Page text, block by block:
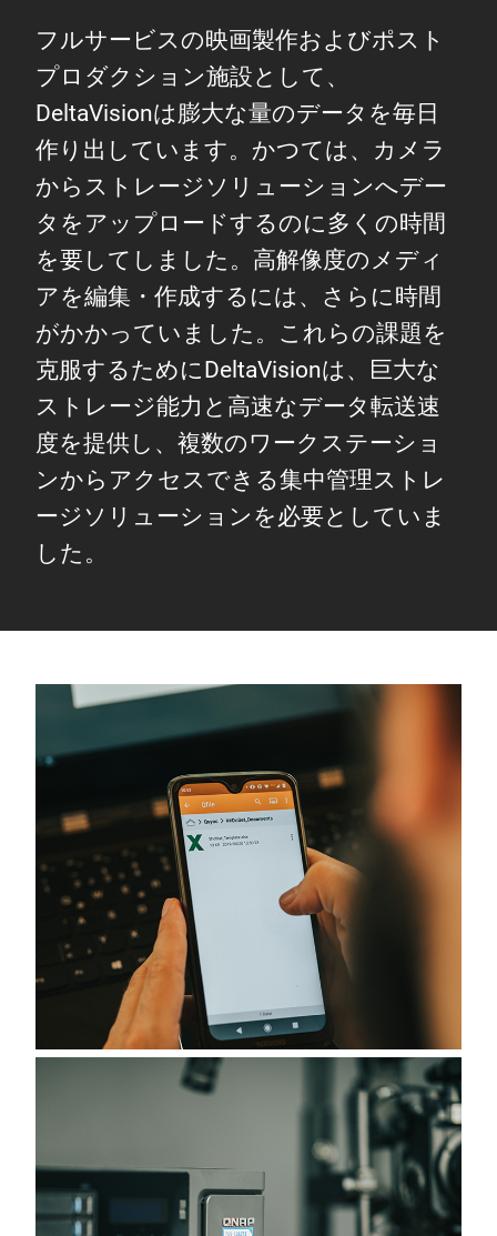
フルサービスの映画製作およびポスト
プロダクション施設として、
DeltaVisionは膨大な量のデータを毎日
作り出しています。かつては、カメラ
からストレージソリューションへデー
タをアップロードするのに多くの時間
を要してしました。高解像度のメディ
アを編集・作成するには、さらに時間
がかかっていました。これらの課題を
克服するためにDeltaVisionは、巨大な
ストレージ能力と高速なデータ転送速
度を提供し、複数のワークステーショ
ンからアクセスできる集中管理ストレ
ージソリューションを必要としていま
した。